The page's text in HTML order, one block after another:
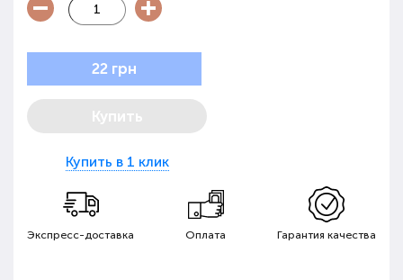
22 грн
Купить
Купить в 1 клик
Экспресс-доставка Оплата Гарантия качества